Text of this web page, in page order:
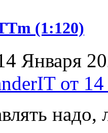
(1:120)
Января
от
надо,